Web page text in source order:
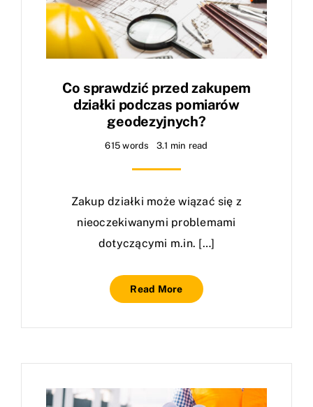
Co sprawdzić przed zakupem
działki podczas pomiarów
geodezyjnych?
615 words 3.1 min read
Zakup działki może wiązać się z
nieoczekiwanymi problemami
dotyczącymi m.in. […]
Read More